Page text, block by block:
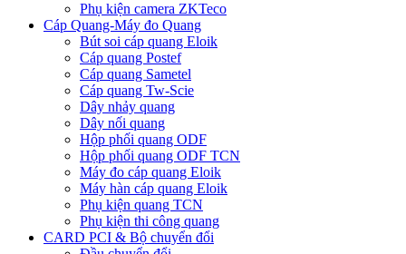
Phụ kiện camera ZKTeco
Cáp Quang-Máy đo Quang
Bút soi cáp quang Eloik
Cáp quang Postef
Cáp quang Sametel
Cáp quang Tw-Scie
Dây nhảy quang
Dây nối quang
Hộp phối quang ODF
Hộp phối quang ODF TCN
Máy đo cáp quang Eloik
Máy hàn cáp quang Eloik
Phụ kiện quang TCN
Phụ kiện thi công quang
CARD PCI & Bộ chuyển đổi